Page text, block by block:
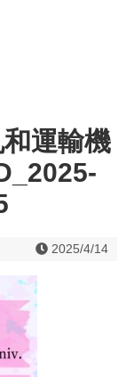
運輸機
2025/4/14